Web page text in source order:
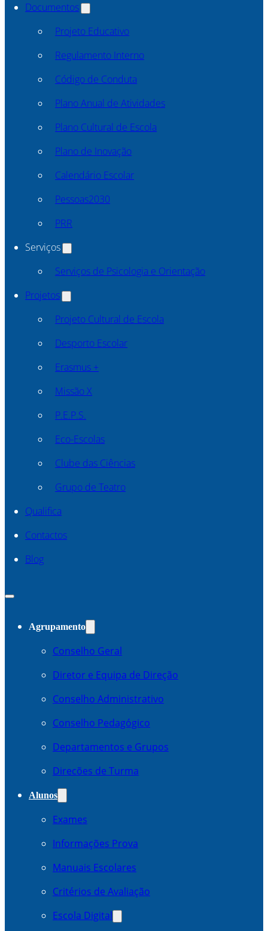
Documentos
Projeto Educativo
Regulamento Interno
Código de Conduta
Plano Anual de Atividades
Plano Cultural de Escola
Plano de Inovação
Calendário Escolar
Pessoas2030
PRR
Serviços
Serviços de Psicologia e Orientação
Projetos
Projeto Cultural de Escola
Desporto Escolar
Erasmus +
Missão X
P.E.P.S.
Eco-Escolas
Clube das Ciências
Grupo de Teatro
Qualifica
Contactos
Blog
Agrupamento
Conselho Geral
Diretor e Equipa de Direção
Conselho Administrativo
Conselho Pedagógico
Departamentos e Grupos
Direcões de Turma
Alunos
Exames
Informações Prova
Manuais Escolares
Critérios de Avaliação
Escola Digital